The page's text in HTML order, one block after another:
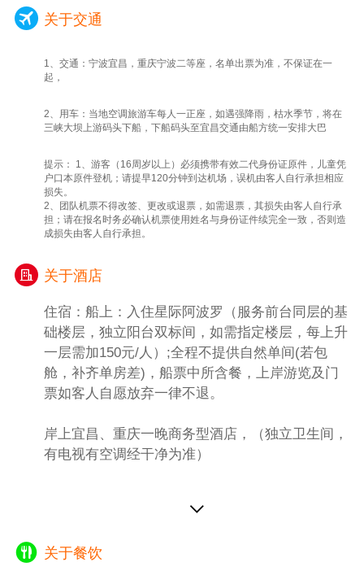
【白公馆】（参观时间约60分钟）（景交车
20元自理）、白公馆小说《红岩》原型，位于
因1939年间国民党军统特务在此设立监狱，
动了多起屠杀事件，因此也是重庆市爱国主义
教育基地。
主城区内唯一的规模最大、最具巴渝传统民
居、民俗、民风特色的古镇。古镇上有着传统
的民居建筑、石梯街巷、遗存的寺庙宫观，是
巴渝山地民居建筑的天然博物馆。
（自费自愿选择参加118元/人）完美呈现会仙
楼观景台即是重庆第一个高空观景台，目前也
是中国海拔最高的露天观景台，被誉为“重庆
之巅”。【洪崖洞】（白天自由活动时间约40
分钟），游客自由活动。洪崖洞,是古重庆城
门之一，国家AAAA级旅游景区，位于重庆市
滨江地带。洪崖洞坐拥城市旅游景观、商务休
闲景观和城市人文景观于一体。以具有巴渝传
(所有红岩景点周一闭馆，无法参观，自动改
关于交通
1、交通：宁波宜昌，重庆宁波二等座，名单出票为准，不保证在一
起，
2、用车：当地空调旅游车每人一正座，如遇强降雨，枯水季节，将在
三峡大坝上游码头下船，下船码头至宜昌交通由船方统一安排大巴
提示： 1、游客（16周岁以上）必须携带有效二代身份证原件，儿童凭
户口本原件登机；请提早120分钟到达机场，误机由客人自行承担相应
损失。
2、团队机票不得改签、更改或退票，如需退票，其损失由客人自行承
担；请在报名时务必确认机票使用姓名与身份证件续完全一致，否则造
成损失由客人自行承担。
关于酒店
住宿：船上：入住星际阿波罗（服务前台同层的基
础楼层，独立阳台双标间，如需指定楼层，每上升
一层需加150元/人）;全程不提供自然单间(若包
舱，补齐单房差)，船票中所含餐，上岸游览及门
票如客人自愿放弃一律不退。
岸上宜昌、重庆一晚商务型酒店，（独立卫生间，
有电视有空调经干净为准）
关于餐饮